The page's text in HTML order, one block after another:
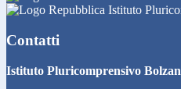
Istituto
Contatti
Istituto Pluricomprensivo